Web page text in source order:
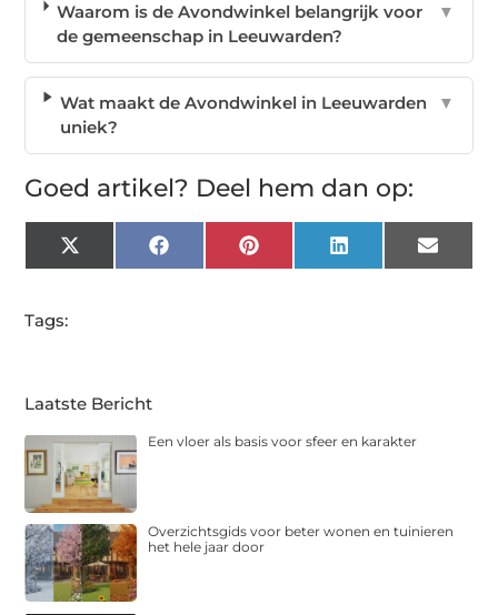
Waarom is de Avondwinkel belangrijk voor
de gemeenschap in Leeuwarden?
▼
Wat maakt de Avondwinkel in Leeuwarden
uniek?
▼
Goed artikel? Deel hem dan op:
X
(Twitter)
FacebookPinterest LinkedIn Email
Tags:
Laatste Bericht
Een vloer als basis voor sfeer en karakter
Overzichtsgids voor beter wonen en tuinieren
het hele jaar door